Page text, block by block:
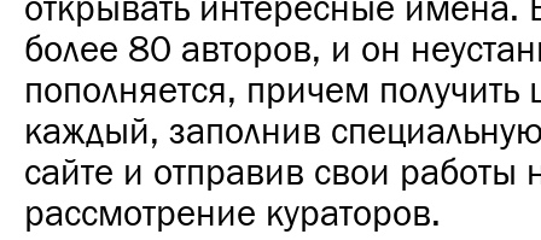
открывать интересные имена.
более 80 авторов, и он
пополняется, причем
каждый, заполнив
сайте и отправив свои работы
рассмотрение кураторов.